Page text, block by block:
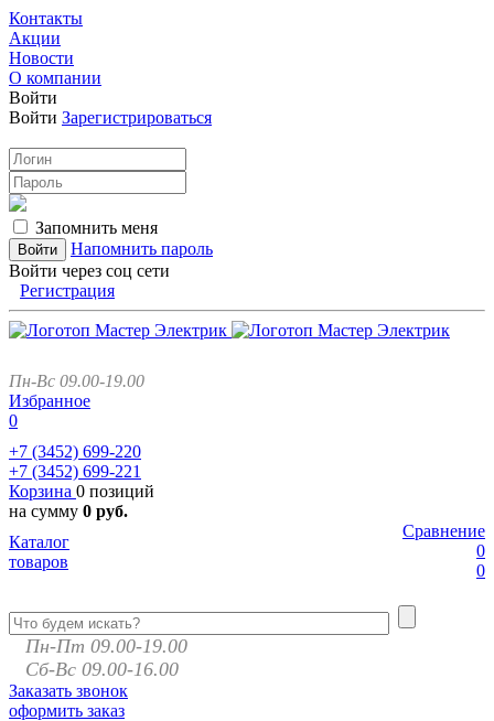
Контакты
Акции
Новости
О компании
Войти
Войти Зарегистрироваться
Запомнить меня
Напомнить пароль
Войти через соц сети
Регистрация
Пн-Вс 09.00-19.00
Избранное
0
+7 (3452) 699-220
+7 (3452) 699-221
Корзина 0 позиций
на сумму 0 руб.
Сравнение
0
0
Каталог
товаров
Пн-Пт 09.00-19.00
Сб-Вс 09.00-16.00
Заказать звонок
оформить заказ